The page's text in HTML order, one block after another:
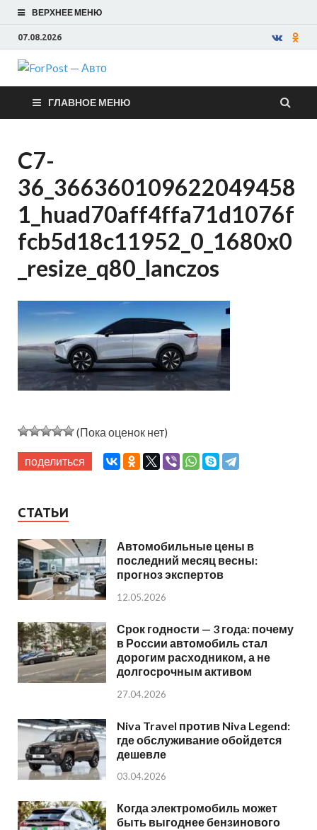
ВЕРХНЕЕ МЕНЮ
07.08.2026
ForPost —
Авто
ГЛАВНОЕ МЕНЮ
C7-
36_366360109622049458
1_huad70aff4ffa71d1076f
fcb5d18c11952_0_1680x0
_resize_q80_lanczos
(Пока оценок нет)
поделиться
СТАТЬИ
Автомобильные цены в
последний месяц весны:
прогноз экспертов
12.05.2026
Срок годности — 3 года: почему
в России автомобиль стал
дорогим расходником, а не
долгосрочным активом
27.04.2026
Niva Travel против Niva Legend:
где обслуживание обойдется
дешевле
03.04.2026
Когда электромобиль может
быть выгоднее бензинового